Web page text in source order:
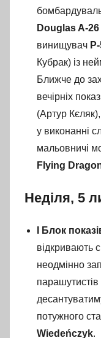
Douglas A-
винищувач
Кубрак) із
Ближче до
вечірніх
(Артур
у виконанні
мальовничі
Flying
Неділя, 5
I Блок
відкривають
неодмінно
парашутистів
потужного
Wiedeńczyk.